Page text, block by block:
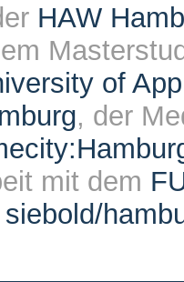
HAW
of
, der
mit dem
siebold/